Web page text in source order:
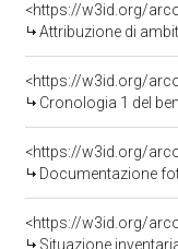
<https://w3id.org/
Attribuzione di
<https://w3id.org/
Cronologia 1 del
Documentazione
<https://w3id.org/
Situazione